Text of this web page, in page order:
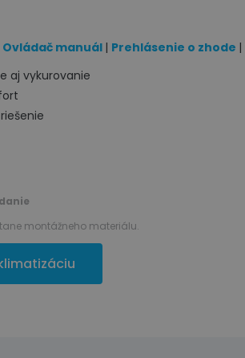
Ovládač manuál | Prehlásenie o zhode |
aj vykurovanie
montážneho materiálu.